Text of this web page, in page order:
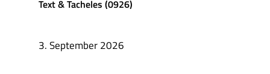
Text & Tacheles (0926)
3. September 2026